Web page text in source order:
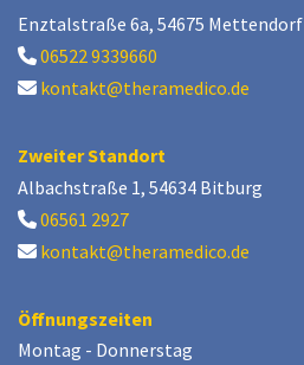
Enztalstraße 6a, 54675 Mettendorf
06522 9339660
 kontakt@theramedico.de
Zweiter Standort
Albachstraße 1, 54634 Bitburg
06561 2927
 kontakt@theramedico.de
Öffnungszeiten
Montag - Donnerstag